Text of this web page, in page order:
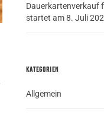
Dauerkartenverkauf
startet am 8. Juli
KATEGORIEN
Allgemein